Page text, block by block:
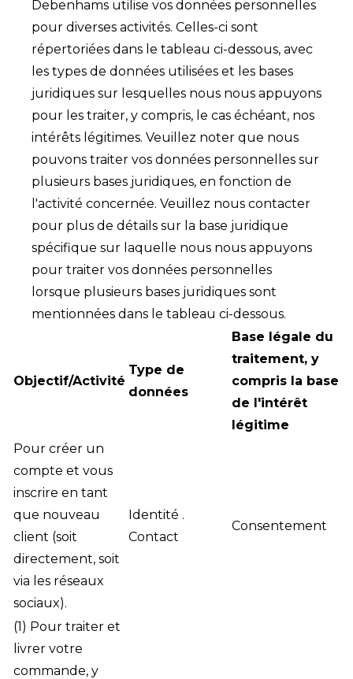
Debenhams utilise vos données personnelles
pour diverses activités. Celles-ci sont
répertoriées dans le tableau ci-dessous, avec
les types de données utilisées et les bases
juridiques sur lesquelles nous nous appuyons
pour les traiter, y compris, le cas échéant, nos
intérêts légitimes. Veuillez noter que nous
pouvons traiter vos données personnelles sur
plusieurs bases juridiques, en fonction de
l'activité concernée. Veuillez nous contacter
pour plus de détails sur la base juridique
spécifique sur laquelle nous nous appuyons
pour traiter vos données personnelles
lorsque plusieurs bases juridiques sont
mentionnées dans le tableau ci-dessous.
Objectif/Activité
Type de
données
Base légale du
traitement, y
compris la base
de l'intérêt
légitime
Pour créer un
compte et vous
inscrire en tant
que nouveau
client (soit
directement, soit
via les réseaux
sociaux).
Identité .
Contact
Consentement
(1) Pour traiter et
livrer votre
commande, y